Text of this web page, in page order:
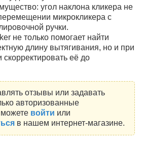
угол наклона кликера не
микрокликера с
ручки.
не только помогает найти
длину вытягивания, но и при
скорректировать её до
отзывы или задавать
авторизованные
войти или
в нашем интернет-магазине.